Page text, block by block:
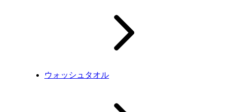
ウォッシュタオル